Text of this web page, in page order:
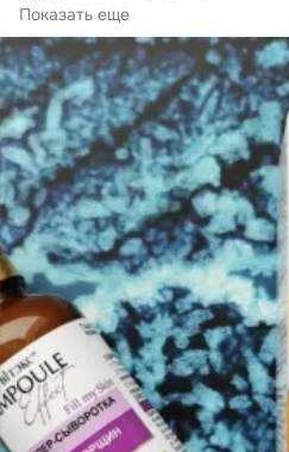
количества...
Показать еще